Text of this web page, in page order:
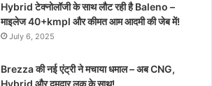
Hybrid टेक्नोलॉजी के साथ लौट रही है Baleno –
माइलेज 40+kmpl और कीमत आम आदमी की जेब में!
July 6, 2025
Brezza की नई एंट्री ने मचाया धमाल – अब CNG,